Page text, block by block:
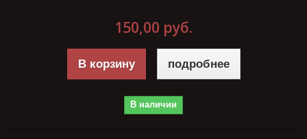
150,00 руб.
В корзину подробнее
В наличии